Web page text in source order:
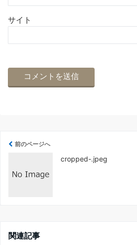
サイト
前のページへ
cropped-.jpeg
関連記事